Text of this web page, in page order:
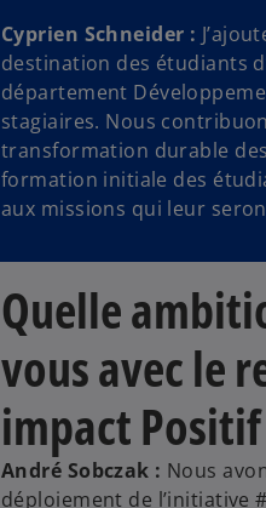
Cyprien Schneider :
destination des étudiants
département
stagiaires. Nous
transformation durable
formation initiale des
aux missions qui leur
Quelle
vous avec le
impact Positif
André Sobczak : Nous
déploiement de l’initiative